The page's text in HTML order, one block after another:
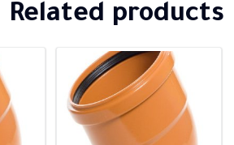
Related products